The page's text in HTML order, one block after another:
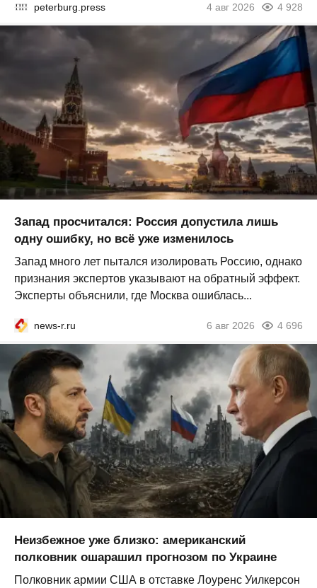
peterburg.press 4 авг 2026 4 928
Запад просчитался: Россия допустила лишь
одну ошибку, но всё уже изменилось
Запад много лет пытался изолировать Россию, однако
признания экспертов указывают на обратный эффект.
Эксперты объяснили, где Москва ошиблась...
news-r.ru 6 авг 2026 4 696
Неизбежное уже близко: американский
полковник ошарашил прогнозом по Украине
Полковник армии США в отставке Лоуренс Уилкерсон